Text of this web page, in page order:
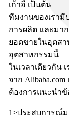
เก้าอี้ เป็นต้น
ทีมงานของเรา
การผลิต และมาก
ยอดขายในอุตสา
อุตสาหกรรมนี้
ในเวลาเดียวกัน
จาก Alibaba.com
ต้องการแนะนำ
1>ประสบการณ์ม